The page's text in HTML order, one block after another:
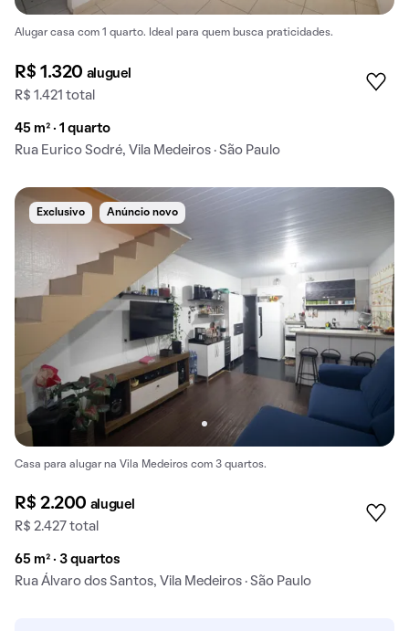
Alugar casa com 1 quarto. Ideal para quem busca praticidades.
R$ 1.320 aluguel
R$ 1.421 total
45 m² · 1 quarto
Rua Eurico Sodré, Vila Medeiros · São Paulo
Exclusivo Anúncio novo
Casa para alugar na Vila Medeiros com 3 quartos.
R$ 2.200 aluguel
R$ 2.427 total
65 m² · 3 quartos
Rua Álvaro dos Santos, Vila Medeiros · São Paulo